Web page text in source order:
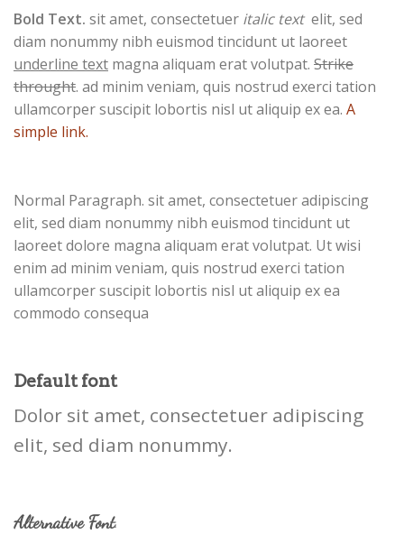
Bold Text. sit amet, consectetuer italic text elit, sed
diam nonummy nibh euismod tincidunt ut laoreet
underline text magna aliquam erat volutpat. Strike
throught. ad minim veniam, quis nostrud exerci tation
ullamcorper suscipit lobortis nisl ut aliquip ex ea. A
simple link.
Normal Paragraph. sit amet, consectetuer adipiscing
elit, sed diam nonummy nibh euismod tincidunt ut
laoreet dolore magna aliquam erat volutpat. Ut wisi
enim ad minim veniam, quis nostrud exerci tation
ullamcorper suscipit lobortis nisl ut aliquip ex ea
commodo consequa
Default font
Dolor sit amet, consectetuer adipiscing
elit, sed diam nonummy.
Alternative Font.